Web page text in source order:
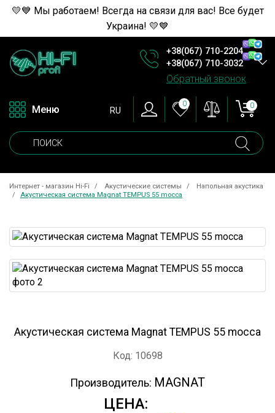
💛💙 Мы работаем! Всегда на связи для вас! Все будет
Украина! 💛💙
+38(067) 710-2204
+38(067) 710-3032
Обратный звонок
Меню RU
0 0
Интернет - магазин Hi-Fi Акустические системы
Напольная акустика
Акустическая система Magnat TEMPUS 55 mocca
Акустическая система Magnat TEMPUS 55 mocca
Код: 10698
Производитель: MAGNAT
ЦЕНА: